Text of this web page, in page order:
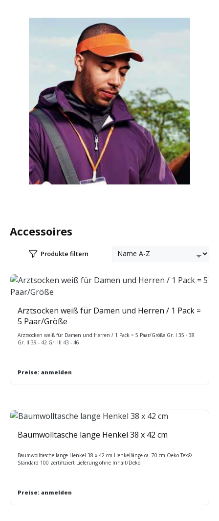
Accessoires
Produkte filtern
Arztsocken weiß für Damen und Herren / 1 Pack =
5 Paar/Größe
Arztsocken weiß für Damen und Herren / 1 Pack = 5 Paar/Größe Gr. I 35 - 38
Gr. II 39 - 42 Gr. III 43 - 46
Preise: anmelden
Baumwolltasche lange Henkel 38 x 42 cm
Baumwolltasche lange Henkel 38 x 42 cm Henkellänge ca. 70 cm Oeko-Tex®
Standard 100 zertifiziert Lieferung ohne Inhalt/Deko
Preise: anmelden